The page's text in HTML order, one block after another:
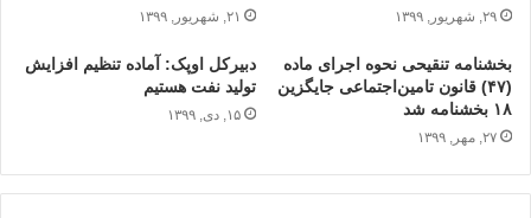
۲۹, شهریور, ۱۳۹۹ ۲۱, شهریور, ۱۳۹۹
بخشنامه تنقیحی نحوه اجرای ماده
(۴۷) قانون تامین‌اجتماعی جایگزین
۱۸ بخشنامه شد
۲۷, مهر, ۱۳۹۹
دبیرکل اوپک: آماده تنظیم افزایش
تولید نفت هستیم
۱۵, دی, ۱۳۹۹